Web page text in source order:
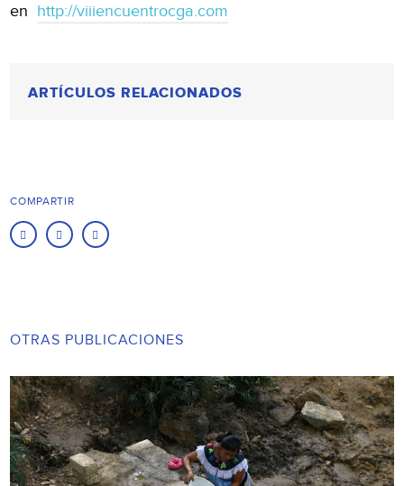
en http://viiiencuentrocga.com
ARTÍCULOS RELACIONADOS
COMPARTIR
OTRAS PUBLICACIONES